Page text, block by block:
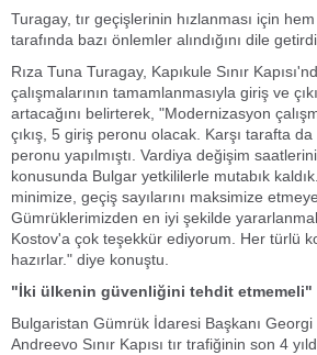
Turagay, tır geçişlerinin hızlanması için
tarafında bazı önlemler alındığını dile getirdi.
Rıza Tuna Turagay, Kapıkule Sınır
çalışmalarının tamamlanmasıyla giriş ve
artacağını belirterek, "Modernizasyon
çıkış, 5 giriş peronu olacak. Karşı tarafta
peronu yapılmıştı. Vardiya değişim
konusunda Bulgar yetkililerle mutabık kaldık.
minimize, geçiş sayılarını maksimize etmeye
Gümrüklerimizden en iyi şekilde
Kostov'a çok teşekkür ediyorum. Her türlü
hazırlar." diye konuştu.
"İki ülkenin güvenliğini tehdit etmemeli"
Bulgaristan Gümrük İdaresi Başkanı
Andreevo Sınır Kapısı tır trafiğinin son 4